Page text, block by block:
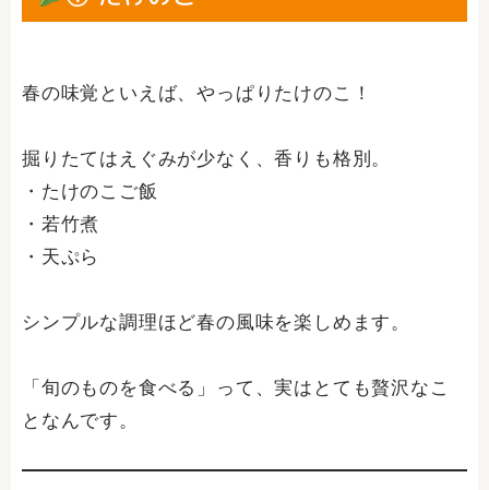
春の味覚といえば、やっぱりたけのこ！
掘りたてはえぐみが少なく、香りも格別。
・たけのこご飯
・若竹煮
・天ぷら
シンプルな調理ほど春の風味を楽しめます。
「旬のものを食べる」って、実はとても贅沢なこ
となんです。